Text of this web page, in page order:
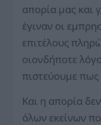
απορία μας και
έγιναν οι
επιτέλους
οιονδήποτε
πιστεύουμε πως
Και η απορία
όλων εκείνων